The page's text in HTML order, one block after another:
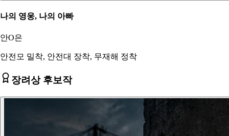
나의 영웅, 나의 아빠
안O은
안전모 밀착, 안전대 장착, 무재해 정착
장려상 후보작